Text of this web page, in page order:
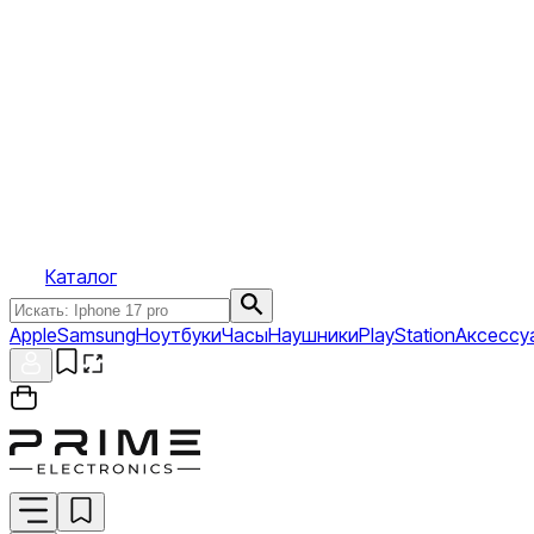
Каталог
AppleSamsungНоутбукиЧасыНаушникиPlayStation